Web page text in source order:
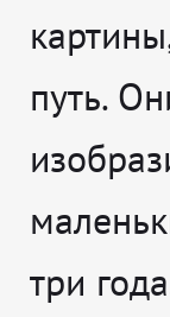
путь.
три